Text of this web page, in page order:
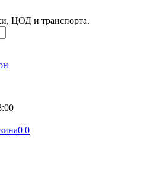
ЦОД и транспорта.
0 0